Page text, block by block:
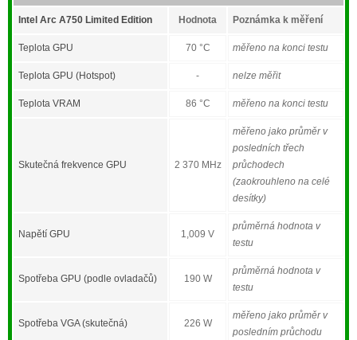
Intel Arc A750 Limited Edition Hodnota Poznámka k měření
Teplota GPU 70 °C měřeno na konci testu
Teplota GPU (Hotspot) - nelze měřit
Teplota VRAM 86 °C měřeno na konci testu
Skutečná frekvence GPU 2 370 MHz
měřeno jako průměr v
posledních třech
průchodech
(zaokrouhleno na celé
desítky)
Napětí GPU 1,009 V
průměrná hodnota v
testu
Spotřeba GPU (podle ovladačů) 190 W
průměrná hodnota v
testu
Spotřeba VGA (skutečná) 226 W
měřeno jako průměr v
posledním průchodu